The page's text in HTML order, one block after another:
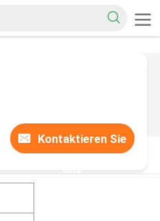
Kontaktieren Sie